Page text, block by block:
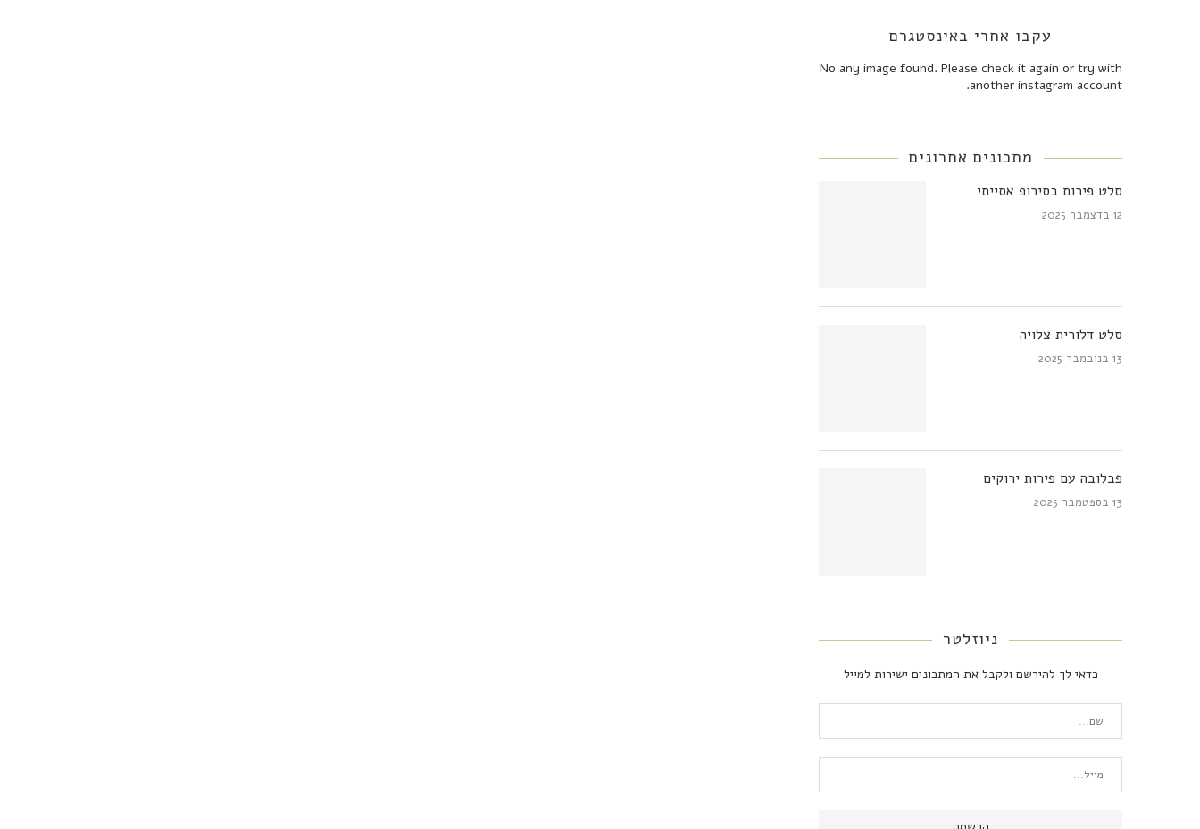
עקבו אחרי באינסטגרם
No any image found. Please check it again or try with
another instagram account.
מתכונים אחרונים
סלט פירות בסירופ אסייתי
12 בדצמבר 2025
סלט דלורית צלויה
13 בנובמבר 2025
פבלובה עם פירות ירוקים
13 בספטמבר 2025
ניוזלטר
כדאי לך להירשם ולקבל את המתכונים ישירות למייל